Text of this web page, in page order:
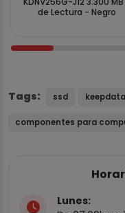
de Lectura - Negro
Tags: ssd keepdata
componentes para
Lunes: